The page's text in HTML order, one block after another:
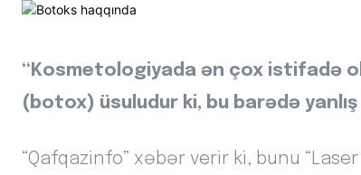
“Kosmetologiyada ən çox istifadə
(botox) üsuludur ki, bu barədə
“Qafqazinfo” xəbər verir ki, bunu